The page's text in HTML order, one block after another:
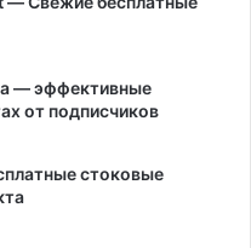
— эффективные
от подписчиков
стоковые